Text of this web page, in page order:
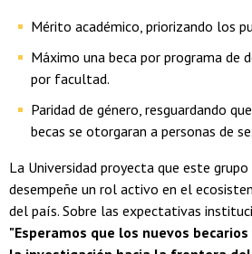
Mérito académico, priorizando los
Máximo una beca por programa de
por facultad.
Paridad de género, resguardando
becas se otorgaran a personas de
La Universidad proyecta que este
desempeñe un rol activo en el
del país. Sobre las expectativas
"Esperamos que los nuevos